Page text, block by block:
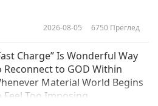
2026-08-05 6750 Преглед
Charge” Is Wonderful Way
Reconnect to GOD Within
Material World Begins
Feel Too Imposing